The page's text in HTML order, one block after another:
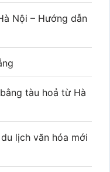
Nội – Hướng dẫn
tàu hoả từ Hà
lịch văn hóa mới